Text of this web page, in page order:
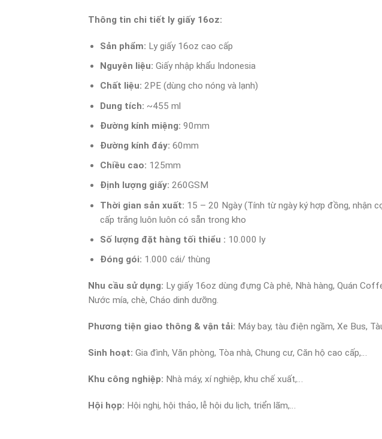
Thông tin chi tiết ly giấy 16oz:
Sản phẩm: Ly giấy 16oz cao cấp
Nguyên liệu: Giấy nhập khẩu Indonesia
Chất liệu: 2PE (dùng cho nóng và lạnh)
Dung tích: ~455 ml
Đường kính miệng: 90mm
Đường kính đáy: 60mm
Chiều cao: 125mm
Định lượng giấy: 260GSM
Thời gian sản xuất: 15 – 20 Ngày (Tính từ ngày ký hợp đồng, nhận
cấp trắng luôn luôn có sẵn trong kho
Số lượng đặt hàng tối thiểu : 10.000 ly
Đóng gói: 1.000 cái/ thùng
Nhu cầu sử dụng: Ly giấy 16oz dùng đựng Cà phê, Nhà hàng, Quán
Nước mía, chè, Cháo dinh dưỡng.
Phương tiện giao thông & vận tải: Máy bay, tàu điện ngầm, Xe Bus,
Sinh hoạt: Gia đình, Văn phòng, Tòa nhà, Chung cư, Căn hộ cao cấp,…
Khu công nghiệp: Nhà máy, xí nghiệp, khu chế xuất,…
Hội họp: Hội nghị, hội thảo, lễ hội du lịch, triển lãm,…